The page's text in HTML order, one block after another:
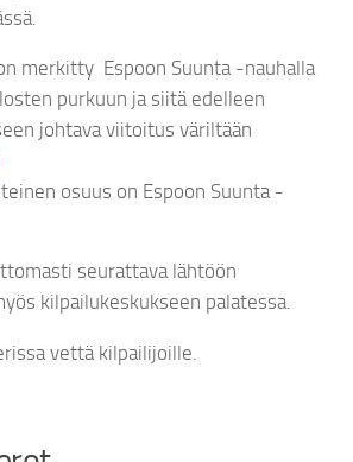
merkitty Espoon Suunta -nauhalla
purkuun ja siitä edelleen
johtava viitoitus väriltään
osuus on Espoon Suunta -
seurattava lähtöön
kilpailukeskukseen palatessa.
vettä kilpailijoille.